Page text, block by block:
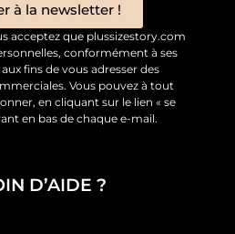
à la newsletter !
acceptez que plussizestory.com
conformément à ses
fins de vous adresser des
Vous pouvez à tout
en cliquant sur le lien « se
en bas de chaque e-mail.
D’AIDE ?